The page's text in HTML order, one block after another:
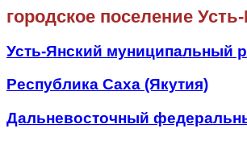
городское поселение Усть-
Усть-Янский муниципальный
Республика Саха (Якутия)
Дальневосточный